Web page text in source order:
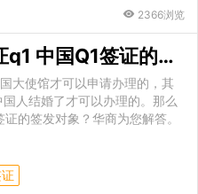
2366浏览
如何申请中国探亲签证q1 中国Q1签证的签发对象
大使馆才可以申请办理的，其
人结婚了才可以办理的。那么
的签发对象？华商为您解答。